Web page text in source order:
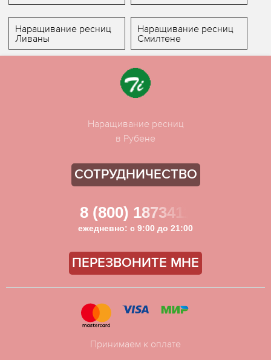
Наращивание ресниц
Ливаны
Наращивание ресниц
Смилтене
Наращивание ресниц
в Рубене
СОТРУДНИЧЕСТВО
8 (800) 1873411
ежедневно: с 9:00 до 21:00
ПЕРЕЗВОНИТЕ МНЕ
Принимаем к оплате